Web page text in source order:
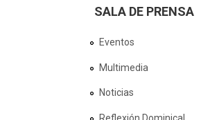
SALA DE PRENSA
Eventos
Multimedia
Noticias